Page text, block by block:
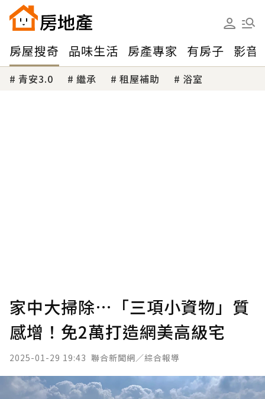
房屋搜奇 品味生活 房產專家 有房子 影音
青安3.0 繼承 租屋補助 浴室
家中大掃除…「三項小資物」質
感增！免2萬打造網美高級宅
2025-01-29 19:43 聯合新聞網／綜合報導